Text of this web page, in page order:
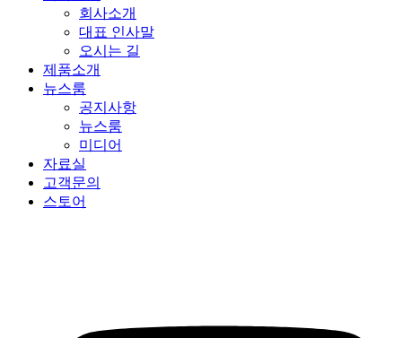
회사소개
대표 인사말
오시는 길
제품소개
뉴스룸
공지사항
뉴스룸
미디어
자료실
고객문의
스토어